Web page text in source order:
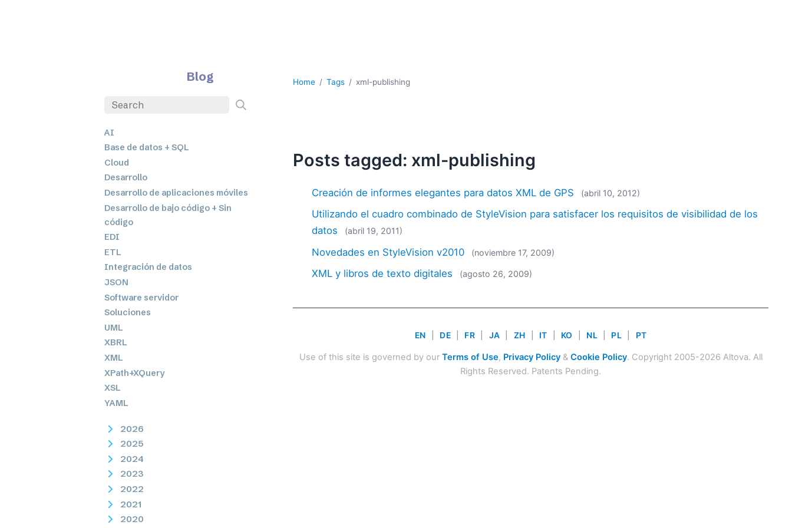
Blog
AI
Base de datos + SQL
Cloud
Desarrollo
Desarrollo de aplicaciones móviles
Desarrollo de bajo código + Sin
código
EDI
ETL
Integración de datos
JSON
Software servidor
Soluciones
UML
XBRL
XML
XPath+XQuery
XSL
YAML
2026
2025
2024
2023
2022
2021
2020
Home Tags xml-publishing
Posts tagged: xml-publishing
Creación de informes elegantes para datos XML de GPS (abril 10, 2012)
Utilizando el cuadro combinado de StyleVision para satisfacer los requisitos de visibilidad de los
datos
(abril 19, 2011)
Novedades en StyleVision v2010 (noviembre 17, 2009)
XML y libros de texto digitales (agosto 26, 2009)
EN DE FR JA ZH IT KO NL PL PT
Use of this site is governed by our Terms of Use, Privacy Policy& Cookie Policy. Copyright 2005-2026 Altova. All
Rights Reserved. Patents Pending.